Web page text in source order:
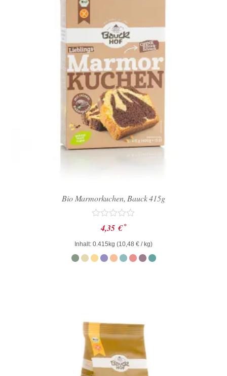
Bio Marmorkuchen, Bauck 415g
Bewertet
mit
0
von
5
4,35 € *
Inhalt: 0.415kg (10,48 € / kg)